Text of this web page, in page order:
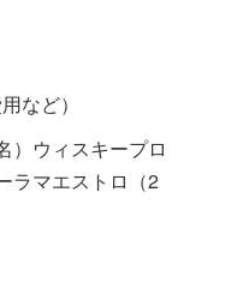
など）
）ウィスキープロ
ラマエストロ（2